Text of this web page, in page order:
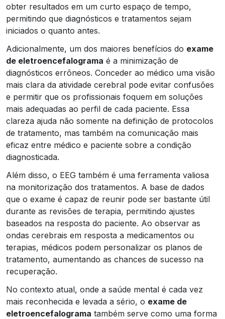
obter resultados em um curto espaço de tempo,
permitindo que diagnósticos e tratamentos sejam
iniciados o quanto antes.
Adicionalmente, um dos maiores benefícios do exame
de eletroencefalograma é a minimização de
diagnósticos errôneos. Conceder ao médico uma visão
mais clara da atividade cerebral pode evitar confusões
e permitir que os profissionais foquem em soluções
mais adequadas ao perfil de cada paciente. Essa
clareza ajuda não somente na definição de protocolos
de tratamento, mas também na comunicação mais
eficaz entre médico e paciente sobre a condição
diagnosticada.
Além disso, o EEG também é uma ferramenta valiosa
na monitorização dos tratamentos. A base de dados
que o exame é capaz de reunir pode ser bastante útil
durante as revisões de terapia, permitindo ajustes
baseados na resposta do paciente. Ao observar as
ondas cerebrais em resposta a medicamentos ou
terapias, médicos podem personalizar os planos de
tratamento, aumentando as chances de sucesso na
recuperação.
No contexto atual, onde a saúde mental é cada vez
mais reconhecida e levada a sério, o exame de
eletroencefalograma também serve como uma forma